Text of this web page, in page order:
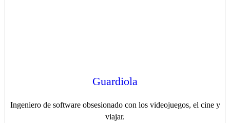
Guardiola
Ingeniero de software obsesionado con los videojuegos, el cine y
viajar.